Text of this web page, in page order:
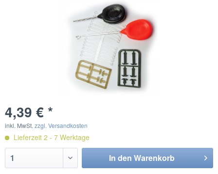
4,39 € *
inkl. MwSt. zzgl. Versandkosten
Lieferzeit 2 - 7 Werktage
In den Warenkorb